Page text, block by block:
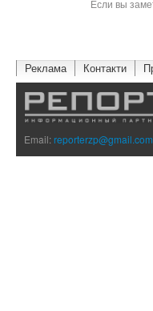
Если вы
Реклама Контакти
Email:reporterzp@gmail.com